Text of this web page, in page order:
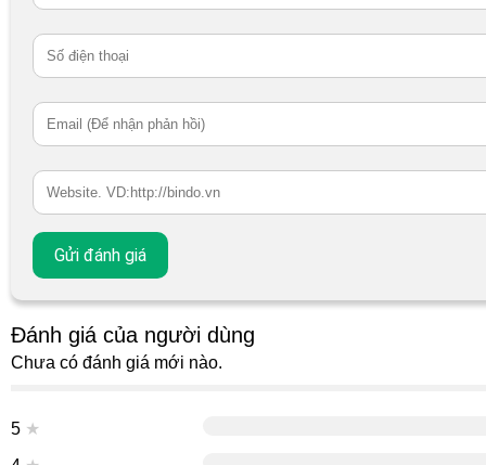
Đánh giá của người dùng
Chưa có đánh giá mới nào.
5 ★